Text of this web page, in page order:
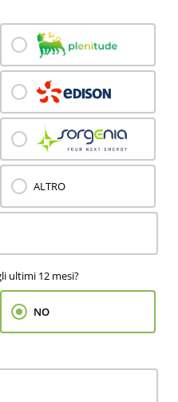
ALTRO
ultimi 12 mesi?
NO